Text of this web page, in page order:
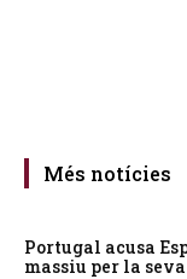
Més notícies
Portugal acusa
massiu per la